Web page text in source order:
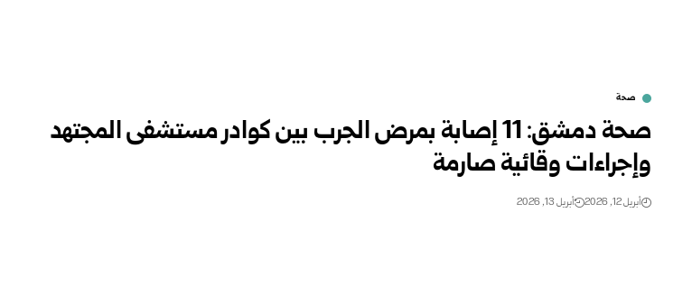
صحة
صحة دمشق: 11 إصابة بمرض الجرب بين كوادر مستشفى المجتهد
وإجراءات وقائية صارمة
أبريل 12, 2026 أبريل 13, 2026